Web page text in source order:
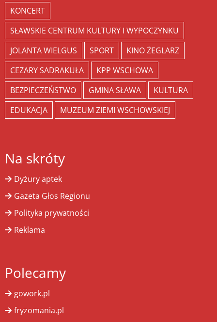
KONCERT
SŁAWSKIE CENTRUM KULTURY I WYPOCZYNKU
JOLANTA WIELGUS
SPORT
KINO ŻEGLARZ
CEZARY SADRAKUŁA
KPP WSCHOWA
BEZPIECZEŃSTWO
GMINA SŁAWA
KULTURA
EDUKACJA
MUZEUM ZIEMI WSCHOWSKIEJ
Na skróty
Dyżury aptek
Gazeta Głos Regionu
Polityka prywatności
Reklama
Polecamy
gowork.pl
fryzomania.pl